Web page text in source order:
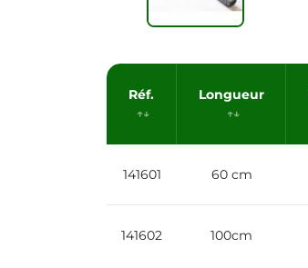
Réf. Longueur
141601 60 cm
141602 100cm